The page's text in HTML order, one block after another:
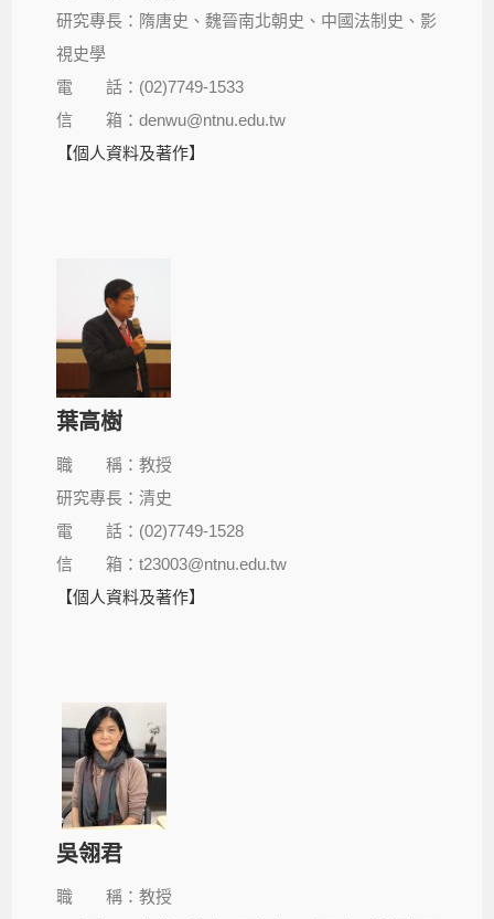
研究專長：隋唐史、魏晉南北朝史、中國法制史、影
視史學
電 話：(02)7749-1533
信 箱：denwu@ntnu.edu.tw
【個人資料及著作】
葉高樹
職 稱：教授
研究專長：清史
電 話：(02)7749-1528
信 箱：t23003@ntnu.edu.tw
【個人資料及著作】
吳翎君
職 稱：教授